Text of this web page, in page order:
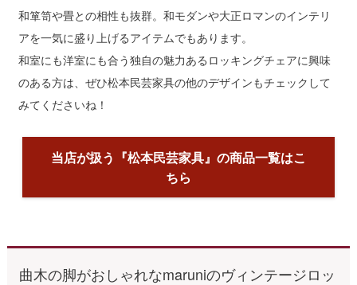
和箪笥や畳との相性も抜群。和モダンや大正ロマンのインテリ
アを一気に盛り上げるアイテムでもあります。
和室にも洋室にも合う独自の魅力あるロッキングチェアに興味
のある方は、ぜひ松本民芸家具の他のデザインもチェックして
みてくださいね！
当店が扱う『松本民芸家具』の商品一覧はこ
ちら
曲木の脚がおしゃれなmaruniのヴィンテージロッ